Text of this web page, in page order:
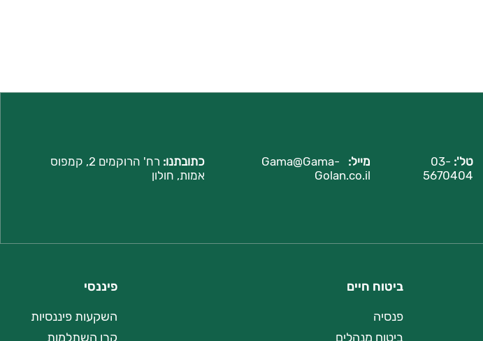
טל': 03-
5670404
מייל:
Gama@Gama-
Golan.co.il
כתובתנו: רח'
הרוקמים 2, קמפוס
אמות, חולון
ביטוח חיים
פנסיה
ביטוח מנהלים
פיננסי
השקעות פיננסיות
קרן השתלמות